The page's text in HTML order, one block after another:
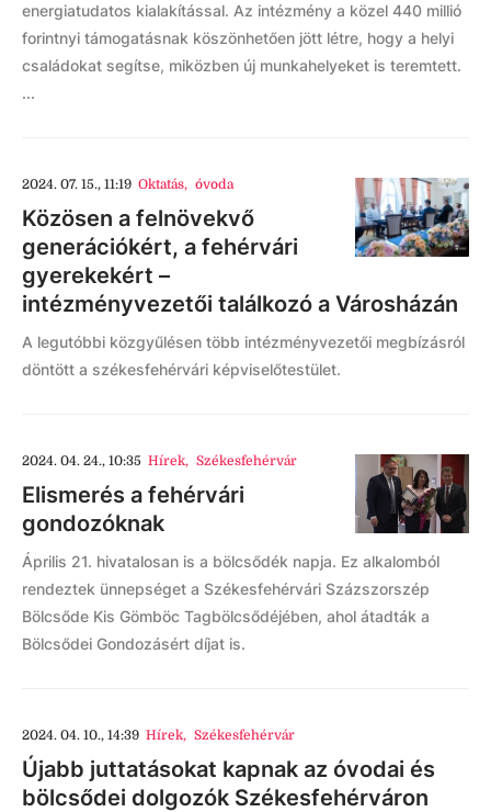
energiatudatos kialakítással. Az intézmény a közel 440 millió
forintnyi támogatásnak köszönhetően jött létre, hogy a helyi
családokat segítse, miközben új munkahelyeket is teremtett.
...
2024. 07. 15., 11:19 Oktatás, óvoda
Közösen a felnövekvő
generációkért, a fehérvári
gyerekekért –
intézményvezetői találkozó a Városházán
A legutóbbi közgyűlésen több intézményvezetői megbízásról
döntött a székesfehérvári képviselőtestület.
2024. 04. 24., 10:35 Hírek, Székesfehérvár
Elismerés a fehérvári
gondozóknak
Április 21. hivatalosan is a bölcsődék napja. Ez alkalomból
rendeztek ünnepséget a Székesfehérvári Százszorszép
Bölcsőde Kis Gömböc Tagbölcsődéjében, ahol átadták a
Bölcsődei Gondozásért díjat is.
2024. 04. 10., 14:39 Hírek, Székesfehérvár
Újabb juttatásokat kapnak az óvodai és
bölcsődei dolgozók Székesfehérváron